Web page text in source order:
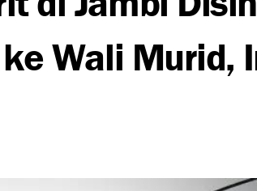
Wali Murid,